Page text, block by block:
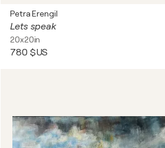
Petra Erengil
Lets speak
20x20in
780 $US